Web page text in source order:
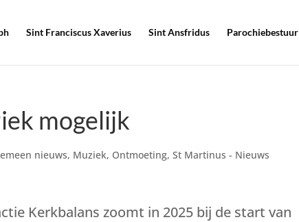
Sint Franciscus Xaverius Sint Ansfridus Parochiebestuur
mogelijk
nieuws, Muziek, Ontmoeting,St Martinus - Nieuws
Kerkbalans zoomt in 2025 bij de start van